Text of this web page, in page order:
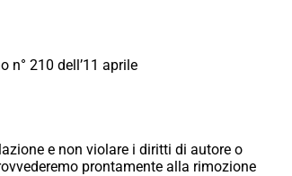
n° 210 dell’11 aprile
e non violare i diritti di autore o
prontamente alla rimozione